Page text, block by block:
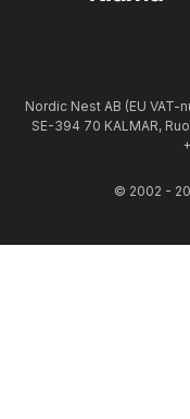
Nordic Nest AB (EU
SE-394 70 KALMAR,
© 2002 -